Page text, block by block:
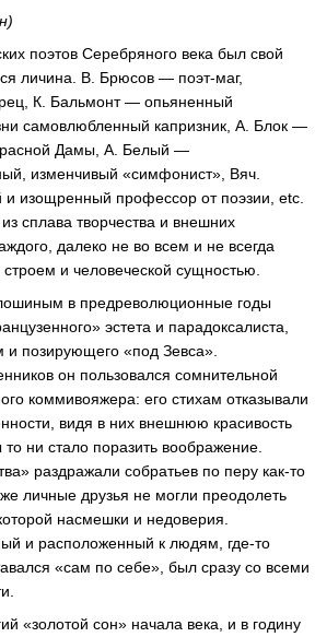
поэтов Серебряного века был свой
личина. В. Брюсов — поэт-маг,
К. Бальмонт — опьяненный
самовлюбленный капризник, А. Блок —
Дамы, А. Белый —
, изменчивый «симфонист», Вяч.
изощренный профессор от поэзии, etc.
сплава творчества и внешних
далеко не во всем и не всегда
и человеческой сущностью.
в предреволюционные годы
эстета и парадоксалиста,
и позирующего «под Зевса».
он пользовался сомнительной
коммивояжера: его стихам отказывали
видя в них внешнюю красивость
ни стало поразить воображение.
раздражали собратьев по перу как-то
личные друзья не могли преодолеть
насмешки и недоверия.
и расположенный к людям, где-то
«сам по себе», был сразу со всеми
«золотой сон» начала века, и в годину